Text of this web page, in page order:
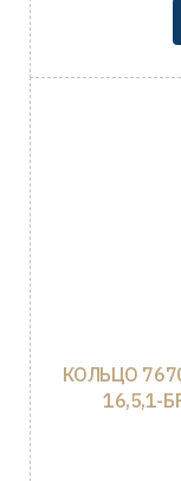
КОЛЬЦО
16,5,1-